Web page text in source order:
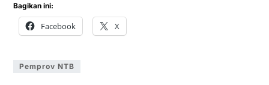
Bagikan ini:
Facebook X
Pemprov NTB